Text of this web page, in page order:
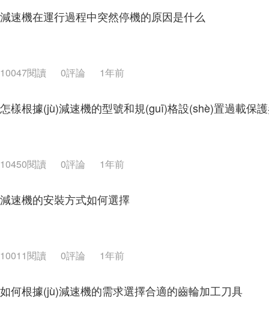
減速機在運行過程中突然停機的原因是什么
10047閱讀 0評論 1年前
怎樣根據(jù)減速機的型號和規(guī)格設(shè)置過載
10450閱讀 0評論 1年前
減速機的安裝方式如何選擇
10011閱讀 0評論 1年前
如何根據(jù)減速機的需求選擇合適的齒輪加工刀具